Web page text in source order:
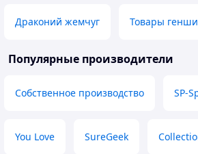
Драконий жемчуг Товары
Популярные производители
Собственное производство SP-
You Love SureGeek